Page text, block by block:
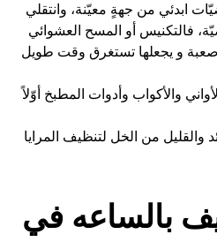
ابدئي من جهةٍ معيّنة، وانتقلي
فالتكنيس أو المسح العشوائي
و يجعلها تستغرق وقت طويل
والأكواب وأدوات المطبخ أوّلاً
والقليل من الخل لتنظيف المرايا
بالساعه في